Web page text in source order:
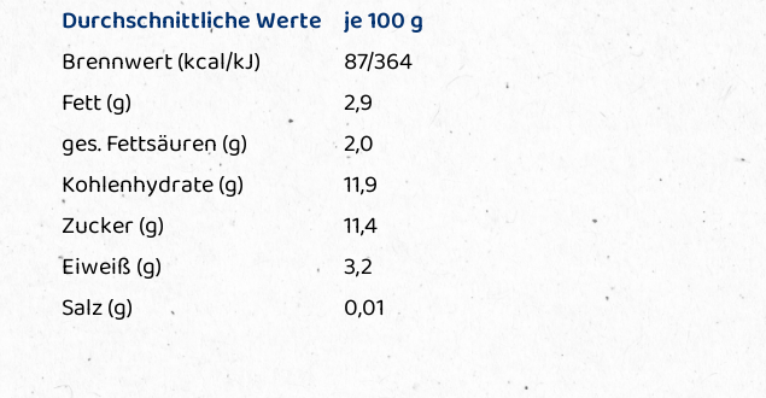
Durchschnittliche Werte je 100 g
Brennwert (kcal/kJ)
87/364
Fett (g)
2,9
ges. Fettsäuren (g)
2,0
Kohlenhydrate (g)
11,9
Zucker (g)
11,4
Eiweiß (g)
3,2
Salz (g)
0,01